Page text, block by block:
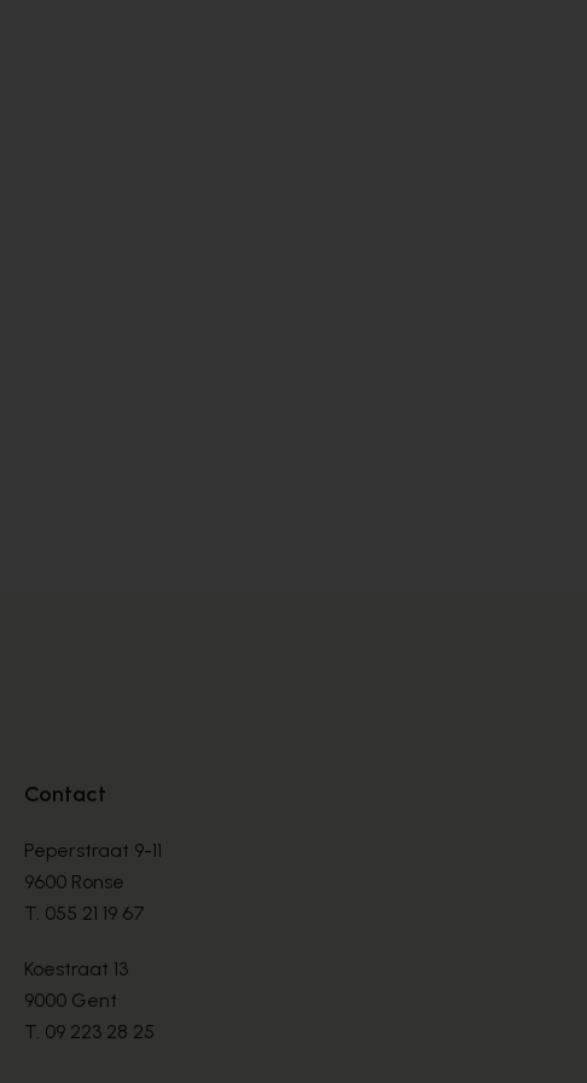
Contact
Peperstraat 9-11
9600 Ronse
T. 055 21 19 67
Koestraat 13
9000 Gent
T. 09 223 28 25